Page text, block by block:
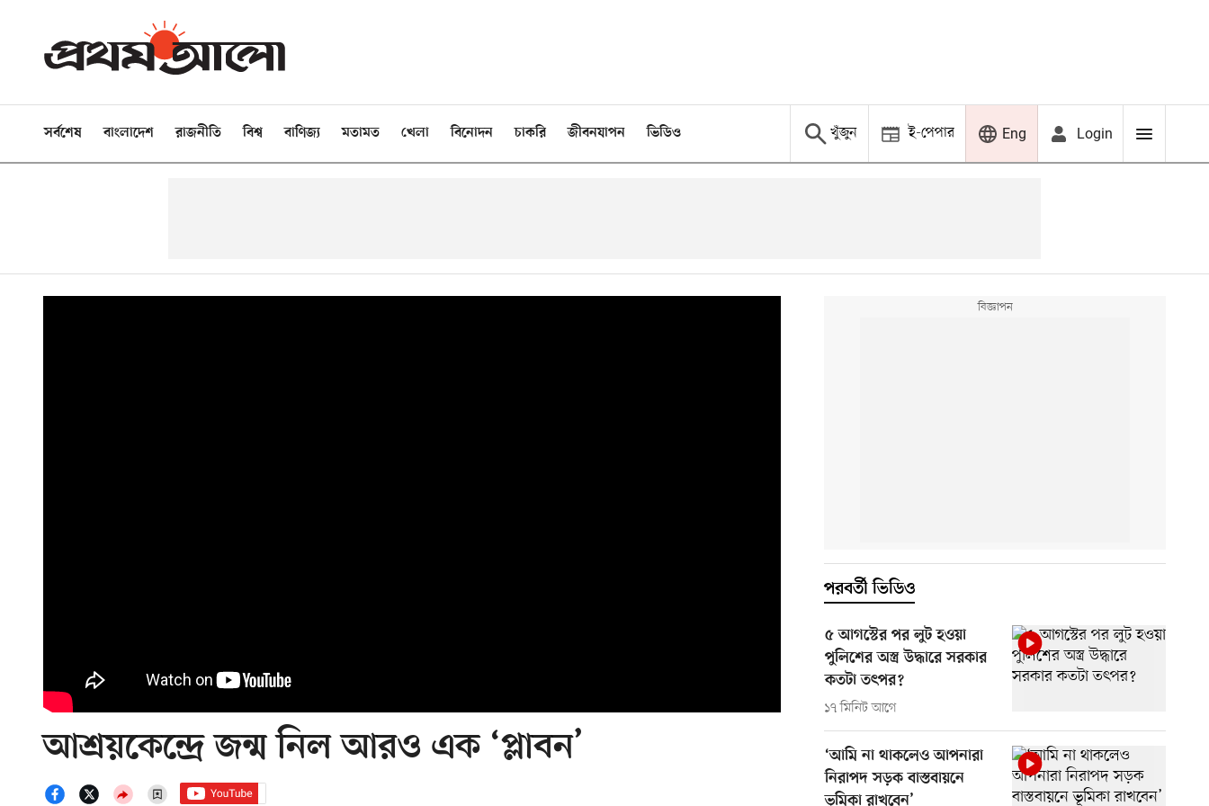
সর্বশেষ বাংলাদেশ রাজনীতি বিশ্ব বাণিজ্য মতামত খেলা বিনোদন চাকরি জীবনযাপন ভিডিও খুঁজুন ই-পেপার Eng Login
আশ্রয়কেন্দ্রে জন্ম নিল আরও এক ‘প্লাবন’
পরবর্তী ভিডিও
৫ আগস্টের পর লুট হওয়া
পুলিশের অস্ত্র উদ্ধারে সরকার
কতটা তৎপর?
১৭ মিনিট আগে
‘আমি না থাকলেও আপনারা
নিরাপদ সড়ক বাস্তবায়নে
ভূমিকা রাখবেন’